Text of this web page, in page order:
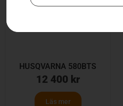
HUSQVARNA 580BTS
12 400 kr
Läs mer